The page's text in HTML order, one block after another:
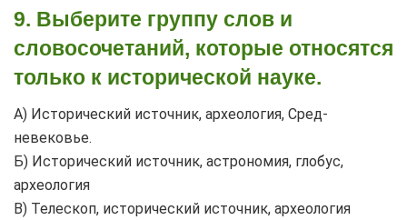
9. Выберите группу слов и
словосочетаний, которые относятся
только к исторической науке.
А) Исторический источник, археология, Сред­
невековье.
Б) Исторический источник, астрономия, глобус,
археология
В) Телескоп, исторический источник, археология